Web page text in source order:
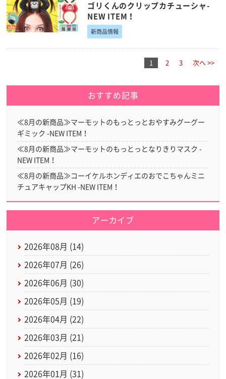
ゴリくんのクリップカチューシャ-
NEW ITEM！
新商品情報
1 2 3 次へ >>
おすすめ記事
≪8月の新商品≫マーモットのもっとっとおやすみグーグー
ギミック -NEW ITEM！
≪8月の新商品≫マーモットのもっとっとなりきりマスク -
NEW ITEM！
≪8月の新商品≫コーイケルホンディエのおでこちゃんミニ
チュアキャップKH -NEW ITEM！
アーカイブ
2026年08月 (14)
2026年07月 (26)
2026年06月 (30)
2026年05月 (19)
2026年04月 (22)
2026年03月 (21)
2026年02月 (16)
2026年01月 (31)